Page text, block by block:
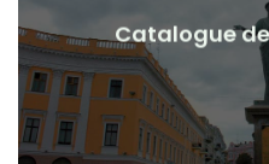
Catalogue
Monuments, œuvres d'art
Voir